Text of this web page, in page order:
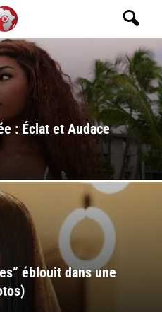
: Éclat et Audace
éblouit dans une